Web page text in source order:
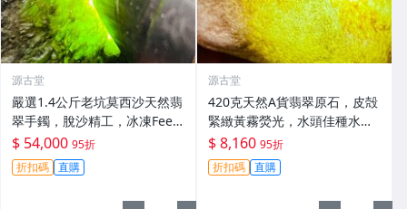
源古堂
嚴選1.4公斤老坑莫西沙天然翡
翠手鐲，脫沙精工，冰凍Feel
足，熒光璀璨，保真收藏級#
翡翠 #天然翡翠 #A貨翡翠玉石
$ 54,000 95折
折扣碼 直購
源古堂
420克天然A貨翡翠原石，皮殻
緊緻黃霧熒光，水頭佳種水
足，適合手鐲掛件把件，新料
未加工，保存完美好檢測。 天
然A貨翡翠 手鐲 材質
$ 8,160 95折
折扣碼 直購